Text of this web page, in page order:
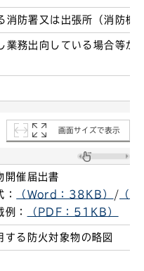
消防署又は出張所（消防機
業務出向している場合等が
画面サイズで表示
開催届出書
：
（Word：38KB） / （
例：
（PDF：51KB）
する防火対象物の略図